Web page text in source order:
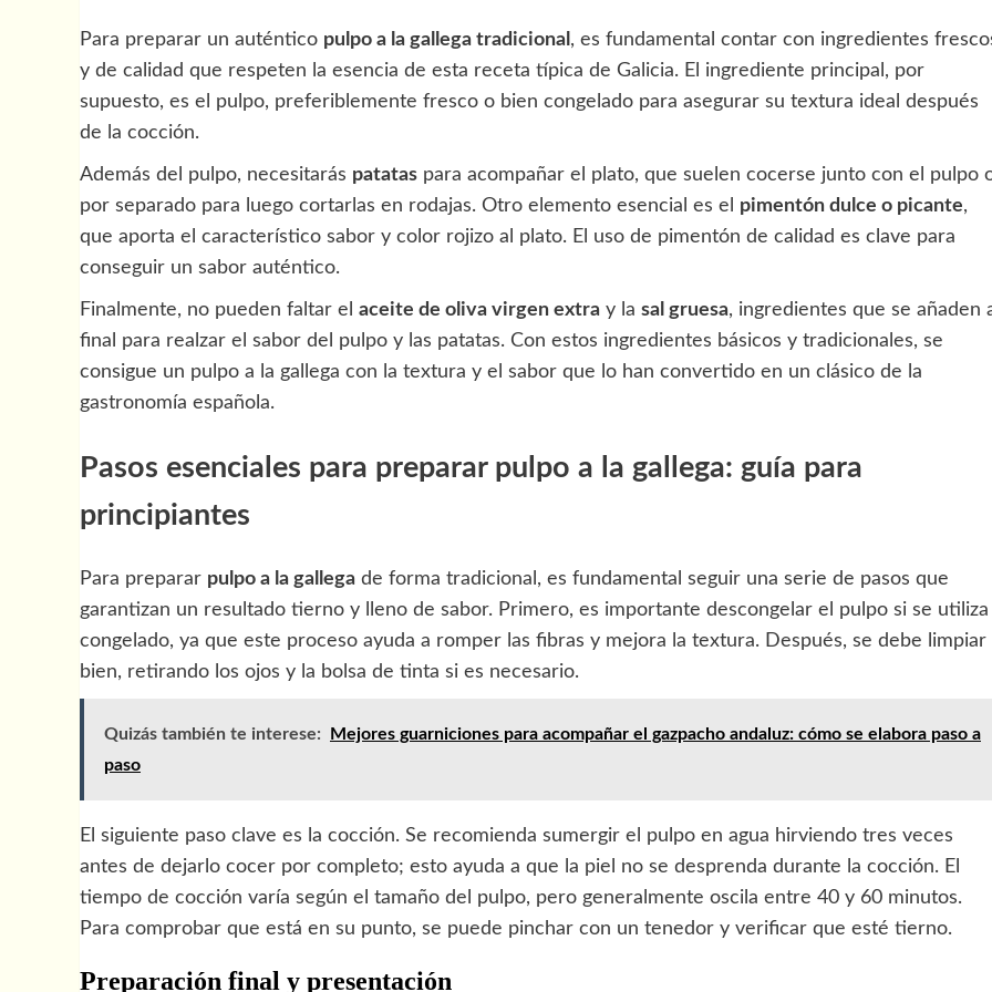
Para preparar un auténtico pulpo a la gallega tradicional , es fundamental contar con ingredientes
y de calidad que respeten la esencia de esta receta típica de Galicia. El ingrediente principal, por
supuesto, es el pulpo, preferiblemente fresco o bien congelado para asegurar su textura ideal después
de la cocción.
Además del pulpo, necesitarás patatas para acompañar el plato, que suelen cocerse junto con el pulpo
por separado para luego cortarlas en rodajas. Otro elemento esencial es el pimentón dulce o picante,
que aporta el característico sabor y color rojizo al plato. El uso de pimentón de calidad es clave para
conseguir un sabor auténtico.
Finalmente, no pueden faltar el aceite de oliva virgen extra y la sal gruesa, ingredientes que se añaden
final para realzar el sabor del pulpo y las patatas. Con estos ingredientes básicos y tradicionales, se
consigue un pulpo a la gallega con la textura y el sabor que lo han convertido en un clásico de la
gastronomía española.
Pasos esenciales para preparar pulpo a la gallega: guía para
principiantes
Para preparar pulpo a la gallega de forma tradicional, es fundamental seguir una serie de pasos que
garantizan un resultado tierno y lleno de sabor. Primero, es importante descongelar el pulpo si se utiliza
congelado, ya que este proceso ayuda a romper las fibras y mejora la textura. Después, se debe limpiar
bien, retirando los ojos y la bolsa de tinta si es necesario.
Quizás también te interese:
Mejores guarniciones para acompañar el gazpacho andaluz: cómo se elabora paso a
paso
El siguiente paso clave es la cocción. Se recomienda sumergir el pulpo en agua hirviendo tres veces
antes de dejarlo cocer por completo; esto ayuda a que la piel no se desprenda durante la cocción. El
tiempo de cocción varía según el tamaño del pulpo, pero generalmente oscila entre 40 y 60 minutos.
Para comprobar que está en su punto, se puede pinchar con un tenedor y verificar que esté tierno.
Preparación final y presentación